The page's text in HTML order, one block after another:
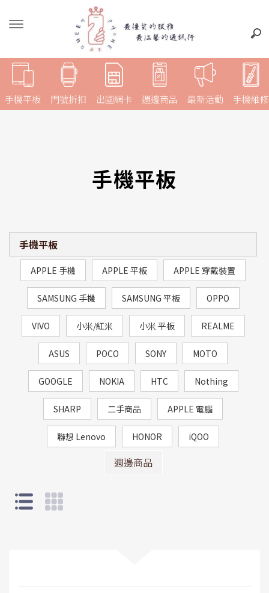
手機平板 門號折扣 週邊商品 最新活動 手機維修
出國網卡
手機平板
手機平板
APPLE 手機 APPLE 平板 APPLE 穿戴裝置
SAMSUNG 手機 SAMSUNG 平板 OPPO
VIVO 小米/紅米 小米 平板 REALME
ASUS POCO SONY MOTO
GOOGLE NOKIA HTC Nothing
SHARP 二手商品 APPLE 電腦
聯想 Lenovo HONOR iQOO
週邊商品